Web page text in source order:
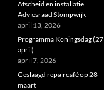
Afscheid en installatie
Adviesraad Stompwijk
april 13, 2026
Programma Koningsdag (27
april)
april 7, 2026
Geslaagd repaircafé op 28
maart